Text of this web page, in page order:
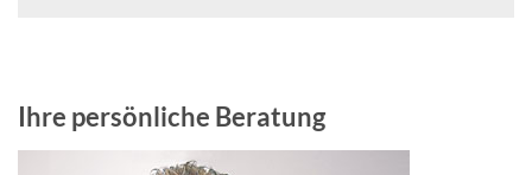
Ihre persönliche Beratung